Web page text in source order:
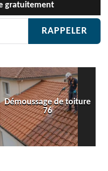
gratuitement
Etanchéité toiture